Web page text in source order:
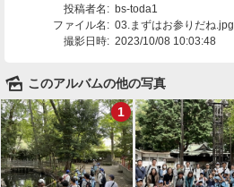
投稿者名: bs-toda1
ファイル名: 03.まずはお参りだね.jpg
撮影日時: 2023/10/08 10:03:48
🌄 このアルバムの他の写真
1